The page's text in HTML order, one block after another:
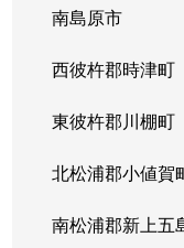
南島原市
西彼杵郡時津町
東彼杵郡川棚町
北松浦郡小値賀
南松浦郡新上五